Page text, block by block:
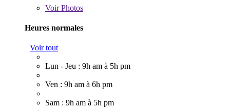
VoirPhotos
Heures normales
Voir tout
Lun - Jeu : 9h am à 5h pm
Ven : 9h am à 6h pm
Sam : 9h am à 5h pm